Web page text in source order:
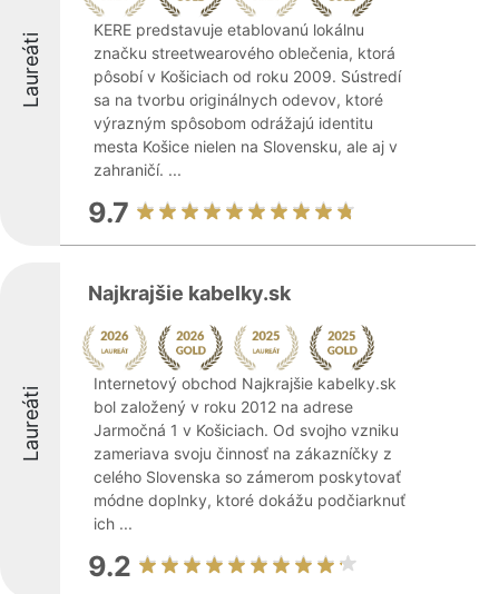
Laureáti
KERE predstavuje etablovanú lokálnu
značku streetwearového oblečenia, ktorá
pôsobí v Košiciach od roku 2009. Sústredí
sa na tvorbu originálnych odevov, ktoré
výrazným spôsobom odrážajú identitu
mesta Košice nielen na Slovensku, ale aj v
zahraničí. ...
9.7
Laureáti
Najkrajšie kabelky.sk
Internetový obchod Najkrajšie kabelky.sk
bol založený v roku 2012 na adrese
Jarmočná 1 v Košiciach. Od svojho vzniku
zameriava svoju činnosť na zákazníčky z
celého Slovenska so zámerom poskytovať
módne doplnky, ktoré dokážu podčiarknuť
ich ...
9.2